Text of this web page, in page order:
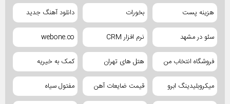
هزینه پست بخورات دانلود آهنگ جدید
سئو در مشهد نرم افزار CRM webone.co
فروشگاه انتخاب من هتل های تهران کمک به خیریه
میکروبلیدینگ ابرو قیمت ضایعات آهن مفتول سیاه